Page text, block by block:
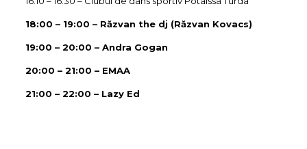
18:00 – 19:00 – Răzvan the dj (Răzvan Kovacs)
19:00 – 20:00 – Andra Gogan
20:00 – 21:00 – EMAA
21:00 – 22:00 – Lazy Ed